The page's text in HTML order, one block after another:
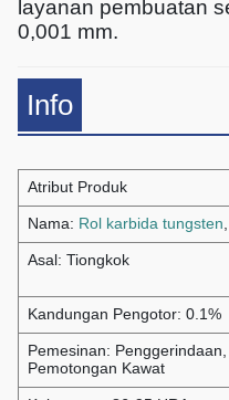
layanan pembuatan
0,001 mm.
Info
Atribut Produk
Nama: Rol karbida tungsten
Asal: Tiongkok
Kandungan Pengotor: 0.1%
Pemesinan: Penggerindaan,
Pemotongan Kawat